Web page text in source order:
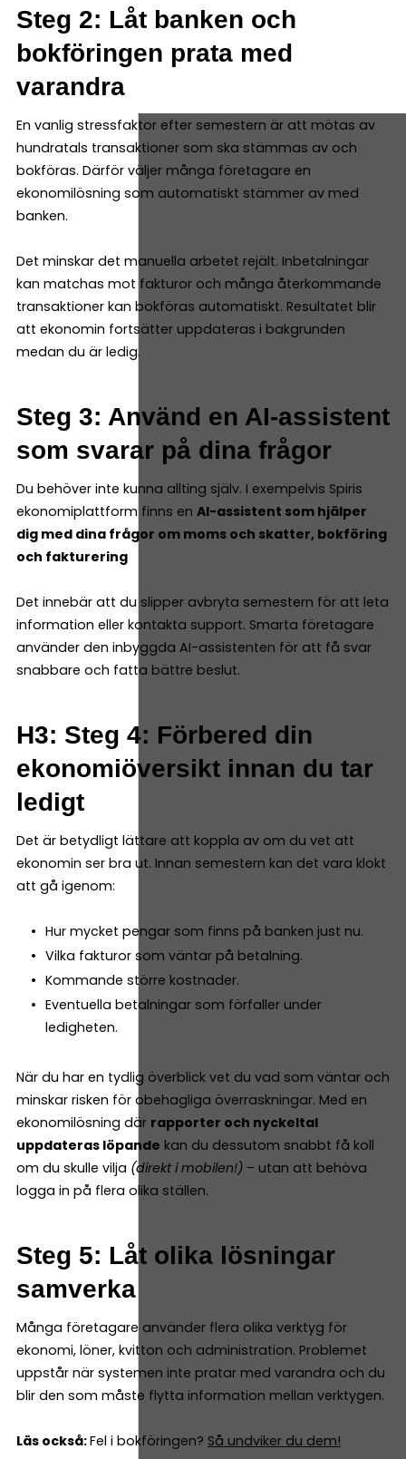
Steg 2: Låt banken och
bokföringen prata med
varandra
En vanlig stressfaktor efter semestern är att mötas av
hundratals transaktioner som ska stämmas av och
bokföras. Därför väljer många företagare en
ekonomilösning som automatiskt stämmer av med
banken.
Det minskar det manuella arbetet rejält. Inbetalningar
kan matchas mot fakturor och många återkommande
transaktioner kan bokföras automatiskt. Resultatet blir
att ekonomin fortsätter uppdateras i bakgrunden
medan du är ledig.
Steg 3: Använd en AI-assistent
som svarar på dina frågor
Du behöver inte kunna allting själv. I exempelvis Spiris
ekonomiplattform finns en AI-assistent som hjälper
dig med dina frågor om moms och skatter, bokföring
och fakturering
Det innebär att du slipper avbryta semestern för att leta
information eller kontakta support. Smarta företagare
använder den inbyggda AI-assistenten för att få svar
snabbare och fatta bättre beslut.
H3: Steg 4: Förbered din
ekonomiöversikt innan du tar
ledigt
Det är betydligt lättare att koppla av om du vet att
ekonomin ser bra ut. Innan semestern kan det vara klokt
att gå igenom:
Hur mycket pengar som finns på banken just nu.
Vilka fakturor som väntar på betalning.
Kommande större kostnader.
Eventuella betalningar som förfaller under
ledigheten.
När du har en tydlig överblick vet du vad som väntar och
minskar risken för obehagliga överraskningar. Med en
ekonomilösning där rapporter och nyckeltal
uppdateras löpande kan du dessutom snabbt få koll
om du skulle vilja (direkt i mobilen!) – utan att behöva
logga in på flera olika ställen.
Steg 5: Låt olika lösningar
samverka
Många företagare använder flera olika verktyg för
ekonomi, löner, kvitton och administration. Problemet
uppstår när systemen inte pratar med varandra och du
blir den som måste flytta information mellan verktygen.
Läs också:Fel i bokföringen? Så undviker du dem!